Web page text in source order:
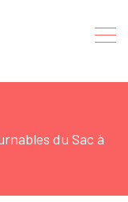
du Sac à